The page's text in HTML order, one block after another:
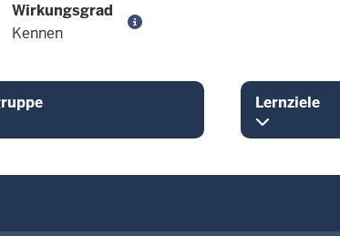
Wirkungsgrad
Kennen
Lernziele